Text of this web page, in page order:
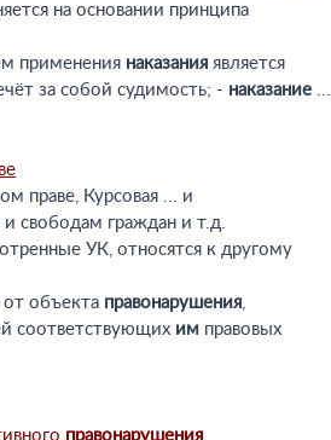
на основании принципа
применения наказания является
за собой судимость; - наказание ...
праве, Курсовая ... и
свободам граждан и т.д.
УК, относятся к другому
от объекта правонарушения,
соответствующих им правовых
правонарушения